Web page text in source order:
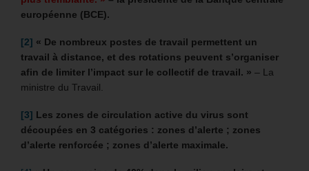
européenne (BCE).
[2] « De nombreux postes de travail permettent un
travail à distance, et des rotations peuvent s’organiser
afin de limiter l’impact sur le collectif de travail. » – La
ministre du Travail.
[3] Les zones de circulation active du virus sont
découpées en 3 catégories : zones d’alerte ; zones
d’alerte renforcée ; zones d’alerte maximale.